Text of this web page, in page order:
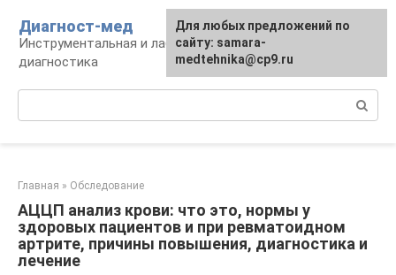
контенту
Диагност-мед
Инструментальная и лабораторная
диагностика
Главная » Обследование
АЦЦП анализ крови: что это, нормы у
здоровых пациентов и при ревматоидном
артрите, причины повышения, диагностика и
лечение
Для любых предложений по
сайту: samara-
medtehnika@cp9.ru